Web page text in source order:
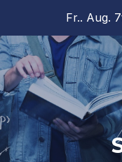
springen
Fr.. Aug.